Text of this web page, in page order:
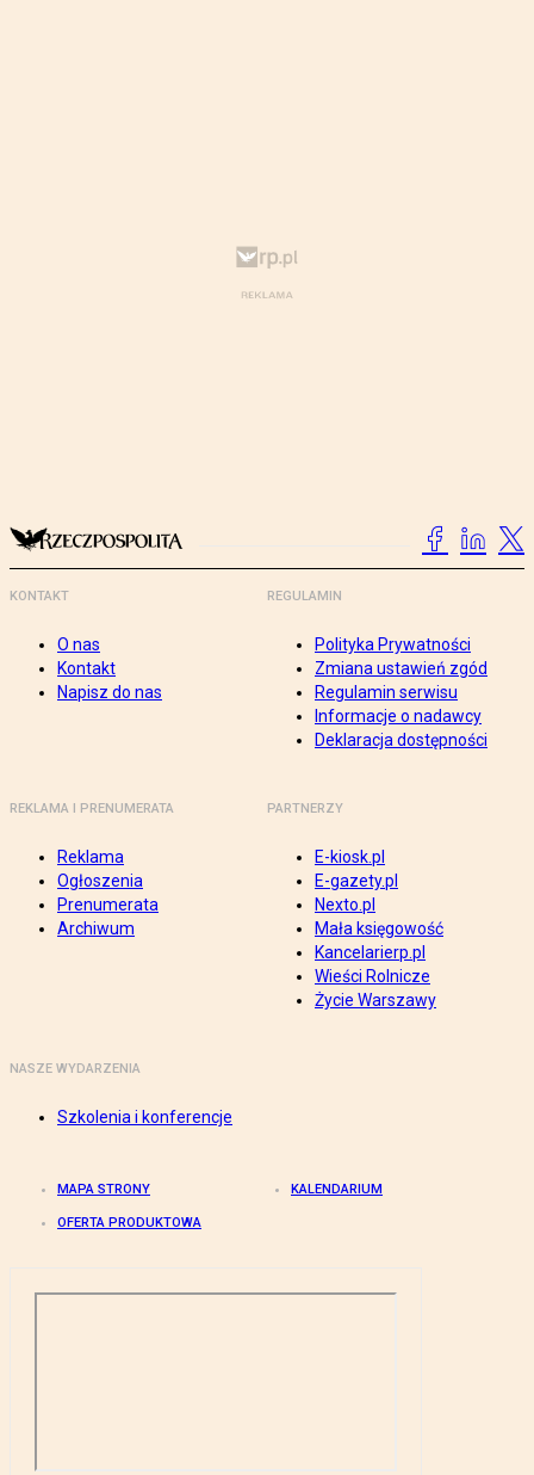
KONTAKT
O nas
Kontakt
Napisz do nas
REGULAMIN
Polityka Prywatności
Zmiana ustawień zgód
Regulamin serwisu
Informacje o nadawcy
Deklaracja dostępności
REKLAMA I PRENUMERATA
Reklama
Ogłoszenia
Prenumerata
Archiwum
PARTNERZY
E-kiosk.pl
E-gazety.pl
Nexto.pl
Mała księgowość
Kancelarierp.pl
Wieści Rolnicze
Życie Warszawy
NASZE WYDARZENIA
Szkolenia i konferencje
MAPA STRONY KALENDARIUM
OFERTA PRODUKTOWA